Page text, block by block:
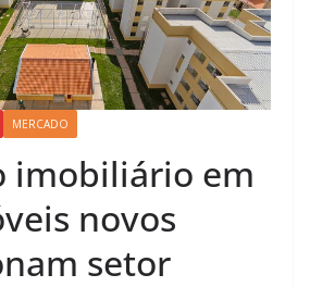
MERCADO
imobiliário em
novos
setor